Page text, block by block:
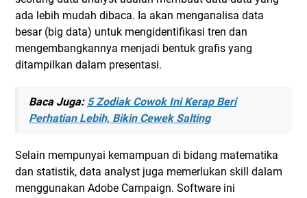
ada lebih mudah dibaca. Ia akan menganalisa data
besar (big data) untuk mengidentifikasi tren dan
mengembangkannya menjadi bentuk grafis yang
ditampilkan dalam presentasi.
Baca Juga: 5 Zodiak Cowok Ini Kerap Beri
Perhatian Lebih, Bikin Cewek Salting
Selain mempunyai kemampuan di bidang matematika
dan statistik, data analyst juga memerlukan skill dalam
menggunakan Adobe Campaign. Software ini